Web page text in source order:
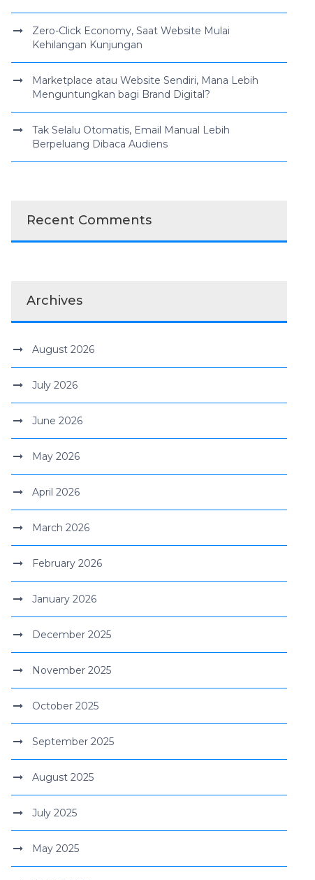
Zero-Click Economy, Saat Website Mulai
Kehilangan Kunjungan
Marketplace atau Website Sendiri, Mana Lebih
Menguntungkan bagi Brand Digital?
Tak Selalu Otomatis, Email Manual Lebih
Berpeluang Dibaca Audiens
Recent Comments
Archives
August 2026
July 2026
June 2026
May 2026
April 2026
March 2026
February 2026
January 2026
December 2025
November 2025
October 2025
September 2025
August 2025
July 2025
May 2025